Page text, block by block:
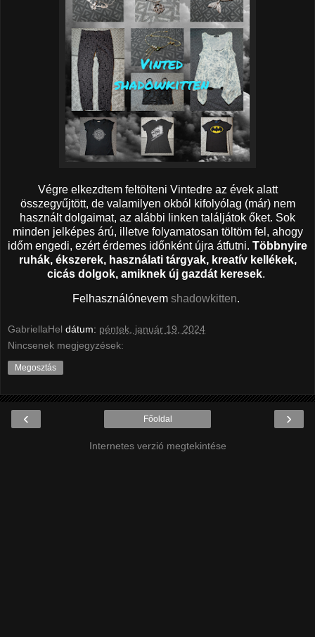
Végre elkezdtem feltölteni Vintedre az évek alatt
összegyűjtött, de valamilyen okból kifolyólag (már) nem
használt dolgaimat, az alábbi linken találjátok őket. Sok
minden jelképes árú, illetve folyamatosan töltöm fel, ahogy
időm engedi, ezért érdemes időnként újra átfutni. Többnyire
ruhák, ékszerek, használati tárgyak, kreatív kellékek,
cicás dolgok, amiknek új gazdát keresek.
Felhasználónevem shadowkitten.
GabriellaHel dátum: péntek, január 19, 2024
Nincsenek megjegyzések:
Megosztás
‹ ›
Főoldal
Internetes verzió megtekintése